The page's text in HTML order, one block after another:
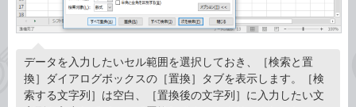
データを入力したいセル範囲を選択しておき、［検索と置
換］ダイアログボックスの［置換］タブを表示します。［検
索する文字列］は空白、［置換後の文字列］に入力したい文